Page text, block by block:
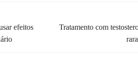
efeitos
Tratamento com